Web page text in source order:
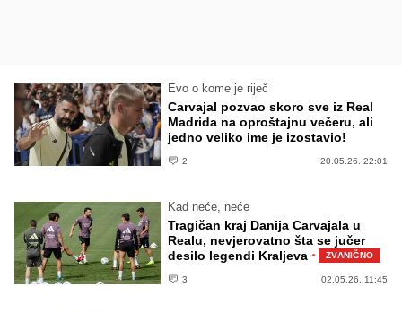
Evo o kome je riječ
Carvajal pozvao skoro sve iz Real
Madrida na oproštajnu večeru, ali
jedno veliko ime je izostavio!
2 20.05.26. 22:01
Kad neće, neće
Tragičan kraj Danija Carvajala u
Realu, nevjerovatno šta se jučer
desilo legendi Kraljeva · ZVANIČNO
3 02.05.26. 11:45